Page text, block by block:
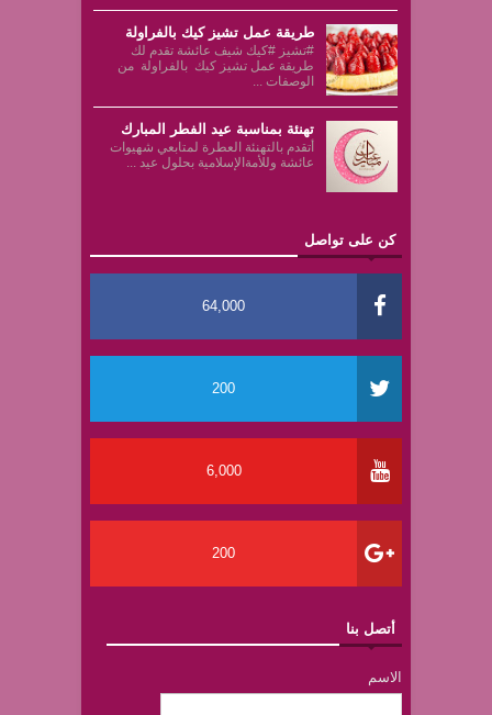
طريقة عمل تشيز كيك بالفراولة
#تشيز #كيك شيف عائشة تقدم لك
طريقة عمل تشيز كيك بالفراولة من
الوصفات ...
تهنئة بمناسبة عيد الفطر المبارك
أتقدم بالتهنئة العطرة لمتابعي شهيوات
عائشة وللأمةالإسلامية بحلول عيد ...
كن على تواصل
64,000
200
6,000
200
أتصل بنا
الاسم